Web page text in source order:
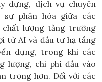
dựng, dịch vụ chuyên
sự phân hóa giữa các
chất lượng tăng trưởng
từ AI và đầu tư hạ tầng
dụng, trong khi các
lượng, chi phí đầu vào
trọng hơn. Đối với các